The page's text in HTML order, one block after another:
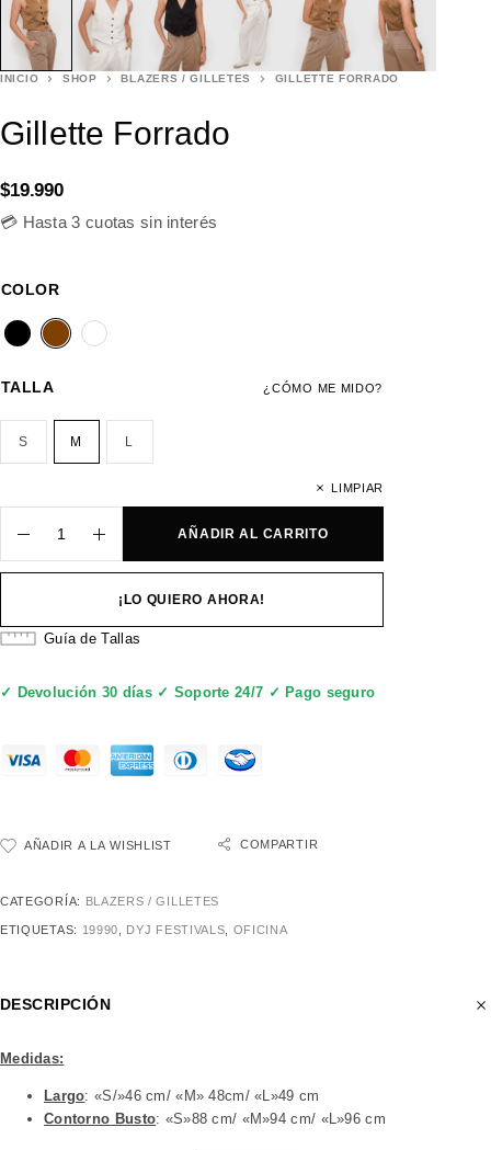
INICIO SHOP BLAZERS / GILLETES GILLETTE FORRADO
Gillette Forrado
$19.990
💳 Hasta 3 cuotas sin interés
COLOR
¿CÓMO ME MIDO?
TALLA
S M L
LIMPIAR
AÑADIR AL CARRITO
¡LO QUIERO AHORA!
Guía de Tallas
✓ Devolución 30 días ✓ Soporte 24/7 ✓ Pago seguro
AÑADIR A LA WISHLIST COMPARTIR
CATEGORÍA: BLAZERS / GILLETES
ETIQUETAS: 19990 DYJ FESTIVALS OFICINA
DESCRIPCIÓN
Medidas:
Largo: «S/»46 cm/ «M» 48cm/ «L»49 cm
Contorno Busto: «S»88 cm/ «M»94 cm/ «L»96 cm